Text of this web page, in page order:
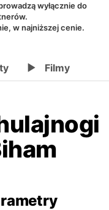
wyłącznie do
w najniższej cenie.
Filmy